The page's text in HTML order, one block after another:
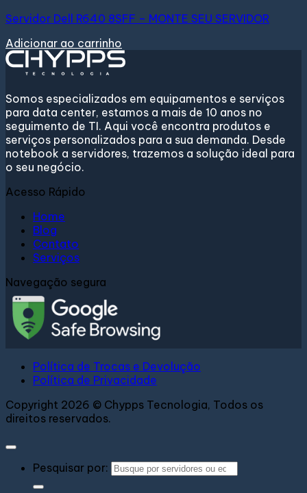
Servidor Dell R640 8SFF – MONTE SEU SERVIDOR
Adicionar ao carrinho
Somos especializados em equipamentos e serviços
para data center, estamos a mais de 10 anos no
seguimento de TI. Aqui você encontra produtos e
serviços personalizados para a sua demanda. Desde
notebook a servidores, trazemos a solução ideal para
o seu negócio.
Acesso Rápido
Home
Blog
Contato
Serviços
Navegação segura
Política de Trocas e Devolução
Política de Privacidade
Copyright 2026 © Chypps Tecnologia, Todos os
direitos reservados.
Pesquisar por: